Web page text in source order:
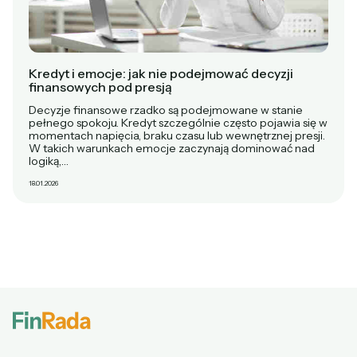
Kredyt i emocje: jak nie podejmować decyzji
finansowych pod presją
Decyzje finansowe rzadko są podejmowane w stanie
pełnego spokoju. Kredyt szczególnie często pojawia się w
momentach napięcia, braku czasu lub wewnętrznej presji.
W takich warunkach emocje zaczynają dominować nad
logiką,…
18.01.2026